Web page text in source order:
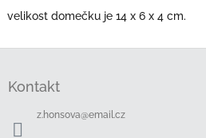
velikost domečku je 14 x 6 x 4 cm.
Kontakt
z.honsova@email.cz